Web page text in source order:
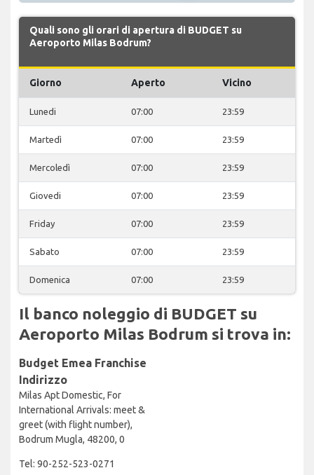
Quali sono gli orari di apertura di BUDGET su
Aeroporto Milas Bodrum?
Giorno Aperto Vicino
Lunedi 07:00 23:59
Martedì 07:00 23:59
Mercoledì 07:00 23:59
Giovedi 07:00 23:59
Friday 07:00 23:59
Sabato 07:00 23:59
Domenica 07:00 23:59
Il banco noleggio di BUDGET su
Aeroporto Milas Bodrum si trova in:
Budget Emea Franchise
Indirizzo
Milas Apt Domestic, For
International Arrivals: meet &
greet (with flight number),
Bodrum Mugla, 48200, 0
Tel: 90-252-523-0271